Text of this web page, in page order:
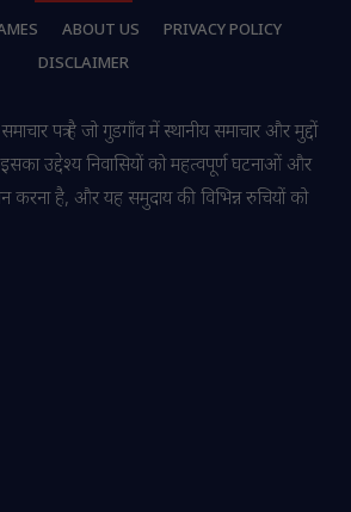
ABOUT US
PRIVACY POLICY
DISCLAIMER
पत्र है जो गुडगाँव में स्थानीय समाचार और मुद्दों
उद्देश्य निवासियों को महत्वपूर्ण घटनाओं और
करना है, और यह समुदाय की विभिन्न रुचियों को